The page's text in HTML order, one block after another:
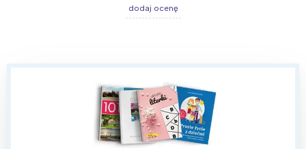
dodaj ocenę
Warszawa
Śląsk
Kraków